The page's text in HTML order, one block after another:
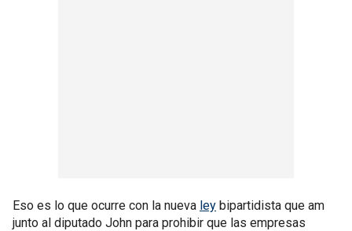
Eso es lo que ocurre con la nueva ley bipartidista que am
junto al diputado John para prohibir que las empresas